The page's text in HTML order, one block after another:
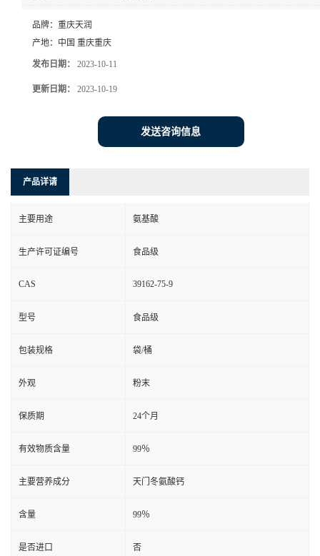
品牌： 重庆天润
产地： 中国 重庆重庆
发布日期： 2023-10-11
更新日期： 2023-10-19
发送咨询信息
产品详请
主要用途 氨基酸
生产许可证编号 食品级
CAS 39162-75-9
型号 食品级
包装规格 袋/桶
外观 粉末
保质期 24个月
有效物质含量 99％
主要营养成分 天门冬氨酸钙
含量 99％
是否进口 否